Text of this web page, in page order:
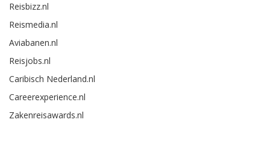
Reisbizz.nl
Reismedia.nl
Aviabanen.nl
Reisjobs.nl
Caribisch Nederland.nl
Careerexperience.nl
Zakenreisawards.nl